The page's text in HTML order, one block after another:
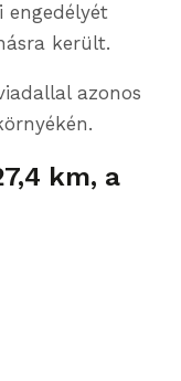
engedélyét
került.
azonos
km, a